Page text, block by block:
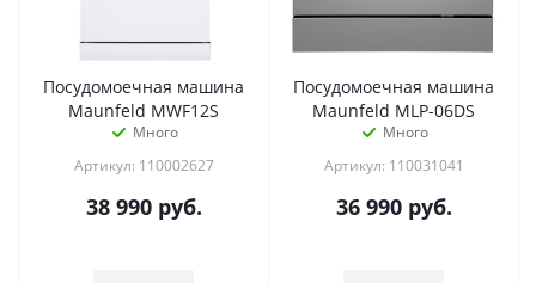
Посудомоечная машина
Maunfeld MWF12S
Много
Артикул: 110002627
38 990руб.
Посудомоечная машина
Maunfeld MLP-06DS
Много
Артикул: 110031041
36 990руб.